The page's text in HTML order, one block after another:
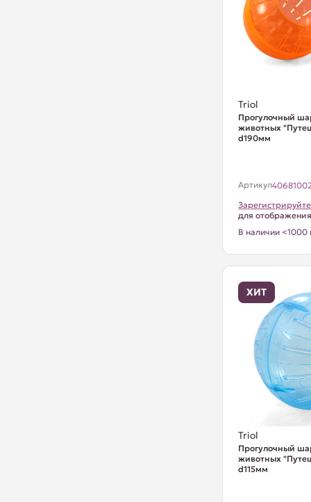
Triol
Прогулочный
животных
d190мм
Артикул
для
В наличии <1000
ХИТ
Triol
Прогулочный
животных
d115мм